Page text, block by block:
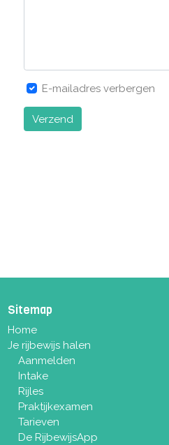
E-mailadres verbergen
Verzend
Sitemap
Home
Je rijbewijs halen
Aanmelden
Intake
Rijles
Praktijkexamen
Tarieven
De RijbewijsApp